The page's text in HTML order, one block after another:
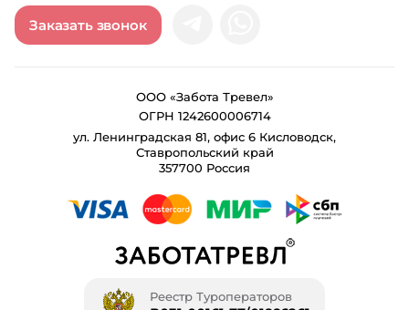
Заказать звонок
ООО «Забота Тревел»
ОГРН 1242600006714
ул. Ленинградская 81, офис 6 Кисловодск,
Ставропольский край
357700 Россия
Реестр Туроператоров